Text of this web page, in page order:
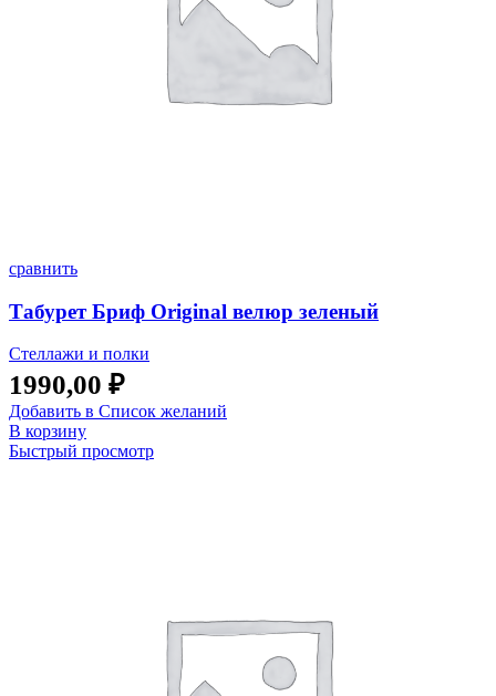
сравнить
Табурет Бриф Original велюр зеленый
Стеллажи и полки
1990,00 ₽
Добавить в Список желаний
В корзину
Быстрый просмотр